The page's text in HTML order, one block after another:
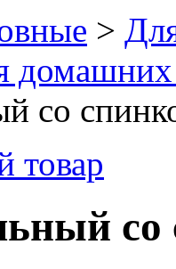
>
со
товар